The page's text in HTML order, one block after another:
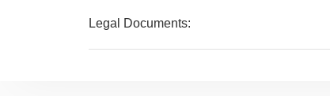
Legal Documents: